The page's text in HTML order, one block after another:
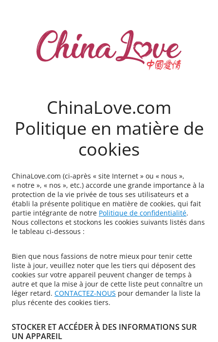
ChinaLove.com
Politique en matière de
cookies
ChinaLove.com (ci-après « site Internet » ou « nous »,
« notre », « nos », etc.) accorde une grande importance à la
protection de la vie privée de tous ses utilisateurs et a
établi la présente politique en matière de cookies, qui fait
partie intégrante de notre Politique de confidentialité.
Nous collectons et stockons les cookies suivants listés dans
le tableau ci-dessous :
Bien que nous fassions de notre mieux pour tenir cette
liste à jour, veuillez noter que les tiers qui déposent des
cookies sur votre appareil peuvent changer de temps à
autre et que la mise à jour de cette liste peut connaître un
léger retard. CONTACTEZ-NOUS pour demander la liste la
plus récente des cookies tiers.
STOCKER ET ACCÉDER À DES INFORMATIONS SUR
UN APPAREIL